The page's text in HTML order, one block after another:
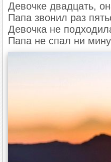
Девочке двадцать,
Папа звонил раз
Девочка не
Папа не спал ни